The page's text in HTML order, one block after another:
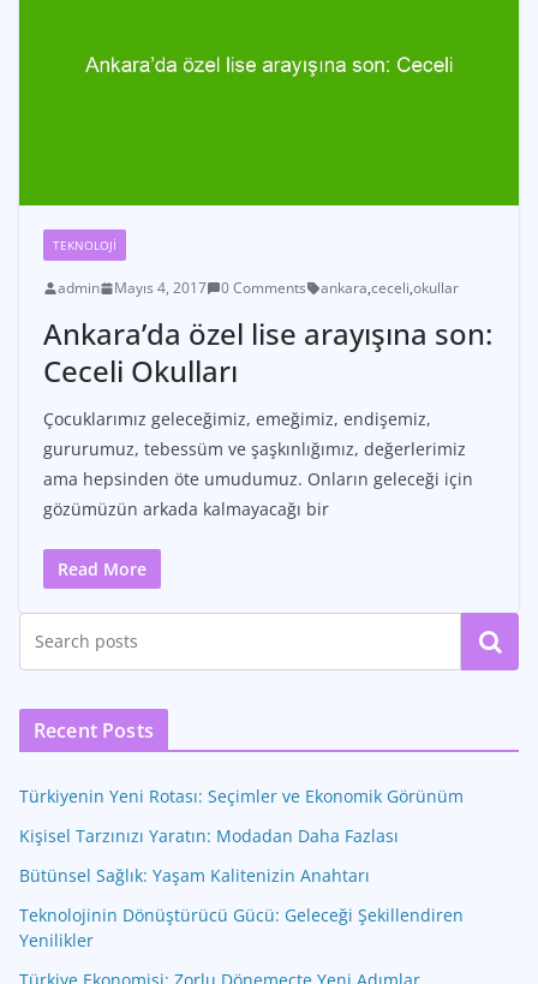
TEKNOLOJI
admin Mayıs 4, 2017 0 Comments ankara,ceceli,okullar
Ankara’da özel lise arayışına son:
Ceceli Okulları
Çocuklarımız geleceğimiz, emeğimiz, endişemiz,
gururumuz, tebessüm ve şaşkınlığımız, değerlerimiz
ama hepsinden öte umudumuz. Onların geleceği için
gözümüzün arkada kalmayacağı bir
Read More
Ara
Recent Posts
Türkiyenin Yeni Rotası: Seçimler ve Ekonomik Görünüm
Kişisel Tarzınızı Yaratın: Modadan Daha Fazlası
Bütünsel Sağlık: Yaşam Kalitenizin Anahtarı
Teknolojinin Dönüştürücü Gücü: Geleceği Şekillendiren
Yenilikler